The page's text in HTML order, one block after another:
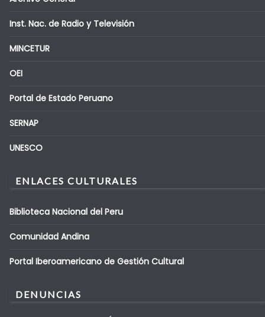
Inst. Nac. de Radio y Televisión
MINCETUR
OEI
Portal de Estado Peruano
SERNAP
UNESCO
ENLACES CULTURALES
Biblioteca Nacional del Peru
Comunidad Andina
Portal Iberoamericano de Gestión Cultural
DENUNCIAS